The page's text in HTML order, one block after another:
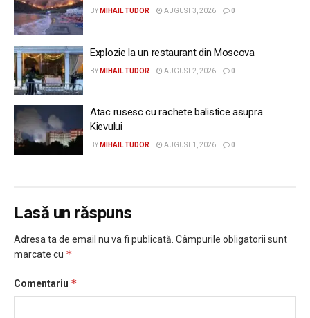
BY MIHAIL TUDOR AUGUST 3, 2026 0
Explozie la un restaurant din Moscova
BY MIHAIL TUDOR AUGUST 2, 2026 0
Atac rusesc cu rachete balistice asupra
Kievului
BY MIHAIL TUDOR AUGUST 1, 2026 0
Lasă un răspuns
Adresa ta de email nu va fi publicată. Câmpurile obligatorii sunt
marcate cu *
Comentariu *